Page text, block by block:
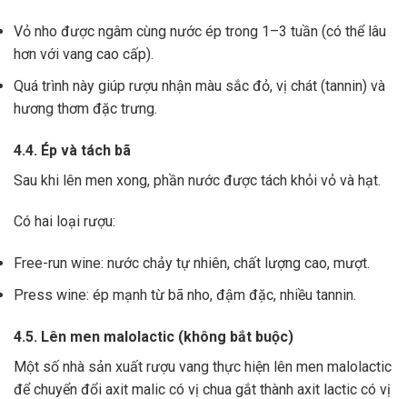
Vỏ nho được ngâm cùng nước ép trong 1–3 tuần (có thể lâu
hơn với vang cao cấp).
Quá trình này giúp rượu nhận màu sắc đỏ, vị chát (tannin) và
hương thơm đặc trưng.
4.4. Ép và tách bã
Sau khi lên men xong, phần nước được tách khỏi vỏ và hạt.
Có hai loại rượu:
Free-run wine: nước chảy tự nhiên, chất lượng cao, mượt.
Press wine: ép mạnh từ bã nho, đậm đặc, nhiều tannin.
4.5. Lên men malolactic (không bắt buộc)
Một số nhà sản xuất rượu vang thực hiện lên men malolactic
để chuyển đổi axit malic có vị chua gắt thành axit lactic có vị